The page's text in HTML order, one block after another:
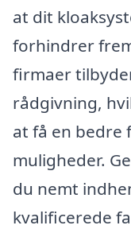
at dit
forhindrer
firmaer
rådgivning,
at få en bedre
muligheder.
du nemt
kvalificerede